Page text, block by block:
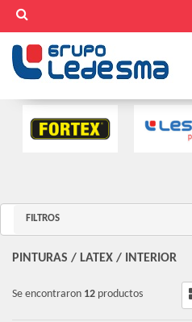
FILTROS
PINTURAS / LATEX / INTERIOR
Se encontraron 12 productos